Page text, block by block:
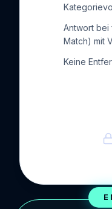
Antwort
Match) mit
Keine